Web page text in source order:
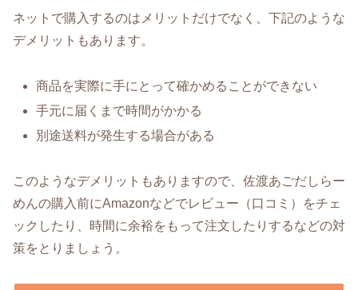
ネットで購入するのはメリットだけでなく、下記のような
デメリットもあります。
商品を実際に手にとって確かめることができない
手元に届くまで時間がかかる
別途送料が発生する場合がある
このようなデメリットもありますので、佐渡あごだしらー
めんの購入前にAmazonなどでレビュー（口コミ）をチェ
ックしたり、時間に余裕をもって注文したりするなどの対
策をとりましょう。